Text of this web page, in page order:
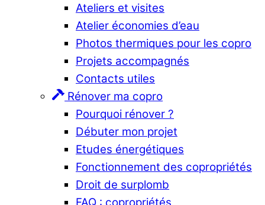
Ateliers et visites
Atelier économies d’eau
Photos thermiques pour les copro
Projets accompagnés
Contacts utiles
Rénover ma copro
Pourquoi rénover ?
Débuter mon projet
Etudes énergétiques
Fonctionnement des copropriétés
Droit de surplomb
FAQ : copropriétés